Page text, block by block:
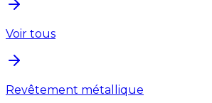
Voir tous
Revêtement métallique